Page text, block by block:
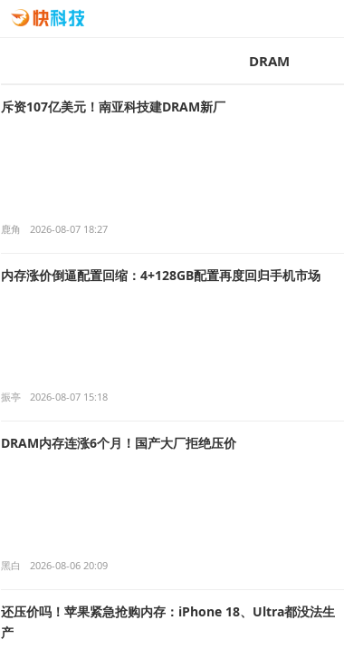
DRAM
斥资107亿美元！南亚科技建DRAM新厂
鹿角 2026-08-07 18:27
内存涨价倒逼配置回缩：4+128GB配置再度回归手机市场
振亭 2026-08-07 15:18
DRAM内存连涨6个月！国产大厂拒绝压价
黑白 2026-08-06 20:09
还压价吗！苹果紧急抢购内存：iPhone 18、Ultra都没法生
产